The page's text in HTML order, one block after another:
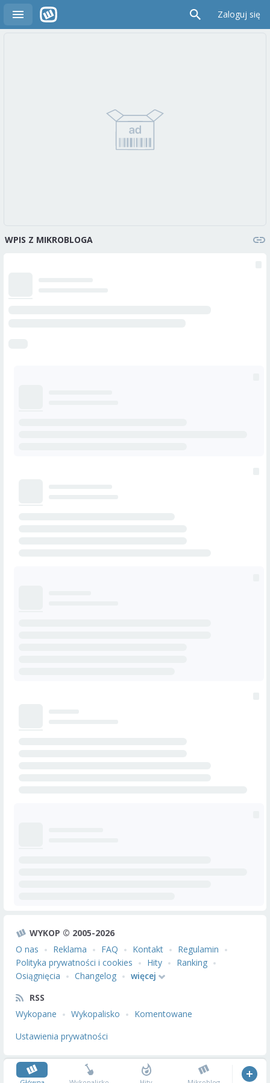
Zaloguj się
WPIS Z MIKROBLOGA
WYKOP © 2005-2026
O nas
Reklama FAQ Kontakt
Regulamin
Polityka prywatności i cookies
Hity
Ranking
Osiągnięcia
Changelog
więcej
RSS
Wykopane
Wykopalisko
Komentowane
Ustawienia prywatności